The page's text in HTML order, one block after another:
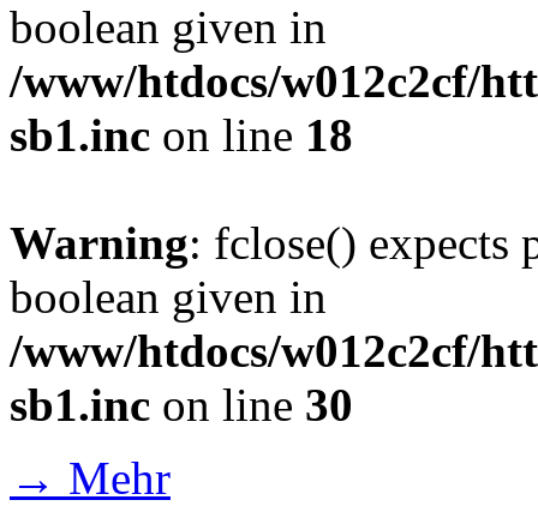
boolean given in
/www/htdocs/w012c2cf/
sb1.inc on line 18
Warning: fclose() expects
boolean given in
/www/htdocs/w012c2cf/
sb1.inc on line 30
→ Mehr